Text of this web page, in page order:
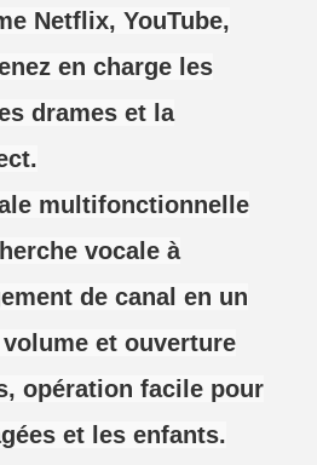
Netflix, YouTube,
en charge les
drames et la
multifonctionnelle
vocale à
de canal en un
et ouverture
opération facile pour
et les enfants.